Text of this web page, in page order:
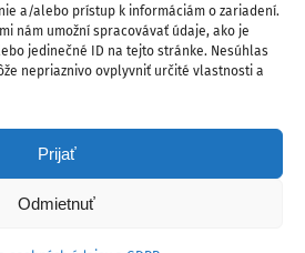
a/alebo prístup k informáciám o zariadení.
nám umožní spracovávať údaje, ako je
jedinečné ID na tejto stránke. Nesúhlas
nepriaznivo ovplyvniť určité vlastnosti a
Prijať
Odmietnuť